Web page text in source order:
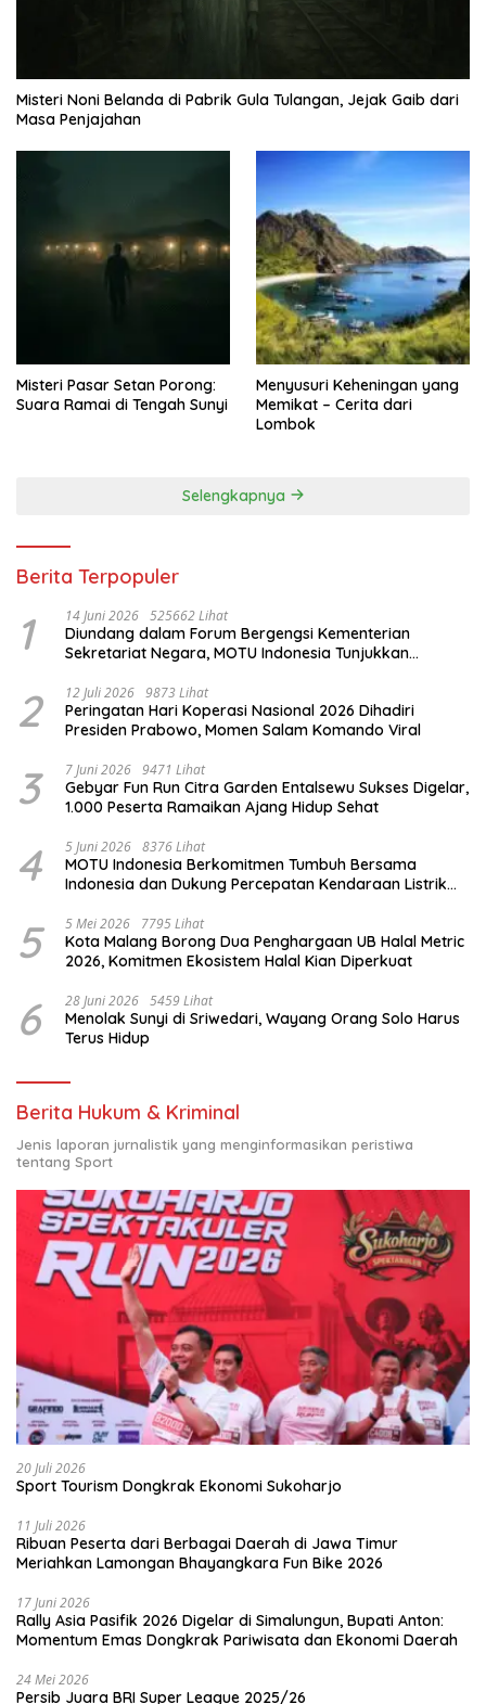
Misteri Noni Belanda di Pabrik Gula Tulangan, Jejak Gaib dari
Masa Penjajahan
Misteri Pasar Setan Porong:
Suara Ramai di Tengah Sunyi
Menyusuri Keheningan yang
Memikat – Cerita dari
Lombok
Selengkapnya
Berita Terpopuler
1 14 Juni 2026 525662 Lihat
Diundang dalam Forum Bergengsi Kementerian
Sekretariat Negara, MOTU Indonesia Tunjukkan
2 12 Juli 2026 9873 Lihat
Peringatan Hari Koperasi Nasional 2026 Dihadiri
Presiden Prabowo, Momen Salam Komando Viral
3 7 Juni 2026 9471 Lihat
Gebyar Fun Run Citra Garden Entalsewu Sukses Digelar,
1.000 Peserta Ramaikan Ajang Hidup Sehat
4 5 Juni 2026 8376 Lihat
MOTU Indonesia Berkomitmen Tumbuh Bersama
Indonesia dan Dukung Percepatan Kendaraan Listrik
5 5 Mei 2026 7795 Lihat
Kota Malang Borong Dua Penghargaan UB Halal Metric
2026, Komitmen Ekosistem Halal Kian Diperkuat
6 28 Juni 2026 5459 Lihat
Menolak Sunyi di Sriwedari, Wayang Orang Solo Harus
Terus Hidup
Berita Hukum & Kriminal
Jenis laporan jurnalistik yang menginformasikan peristiwa
tentang Sport
20 Juli 2026
Sport Tourism Dongkrak Ekonomi Sukoharjo
11 Juli 2026
Ribuan Peserta dari Berbagai Daerah di Jawa Timur
Meriahkan Lamongan Bhayangkara Fun Bike 2026
17 Juni 2026
Rally Asia Pasifik 2026 Digelar di Simalungun, Bupati Anton:
Momentum Emas Dongkrak Pariwisata dan Ekonomi Daerah
24 Mei 2026
Persib Juara BRI Super League 2025/26